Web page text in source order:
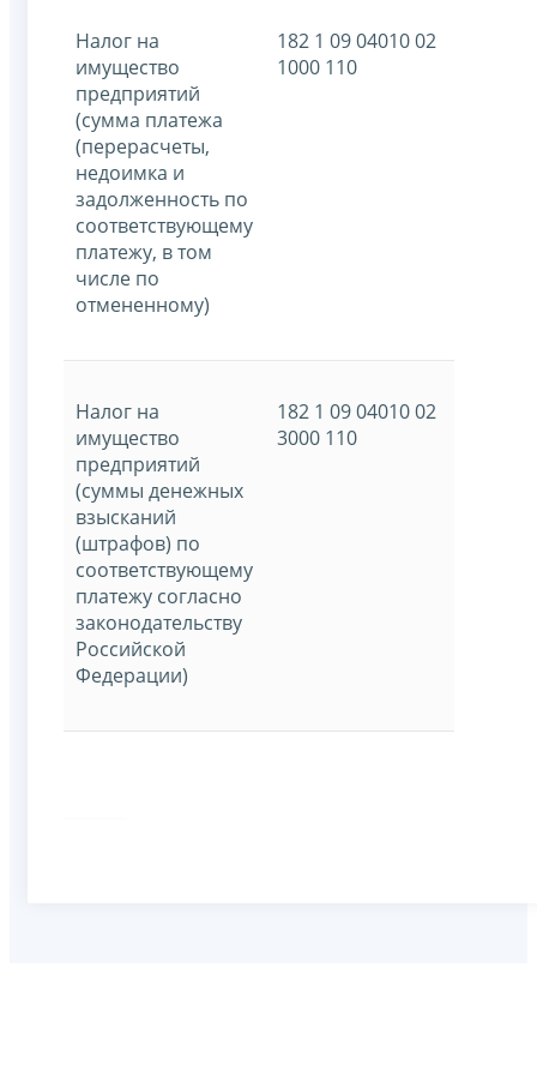
Налог на
имущество
предприятий
(сумма платежа
(перерасчеты,
недоимка и
задолженность по
соответствующему
платежу, в том
числе по
отмененному)
182 1 09 04010 02
1000 110
Налог на
имущество
предприятий
(суммы денежных
взысканий
(штрафов) по
соответствующему
платежу согласно
законодательству
Российской
Федерации)
182 1 09 04010 02
3000 110